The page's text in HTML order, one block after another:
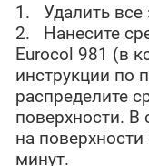
1. Удалить все
2. Нанесите
Eurocol 981 (в
инструкции по
распределите
поверхности. В
на
минут.